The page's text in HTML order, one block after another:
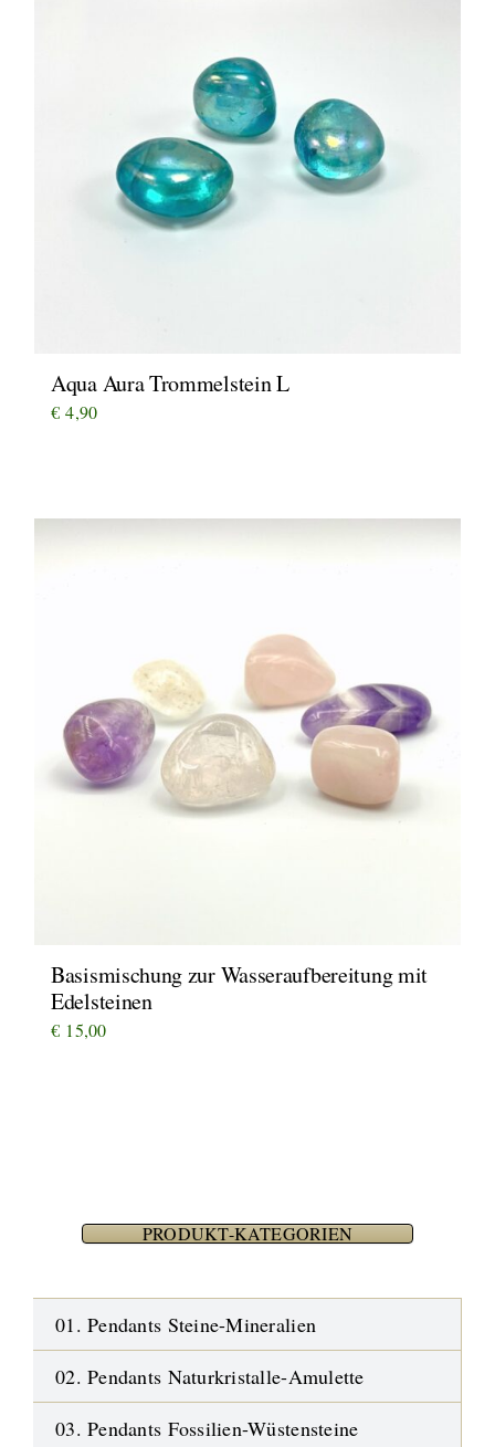
Aqua Aura Trommelstein L
€ 4,90
Basismischung zur Wasseraufbereitung mit
Edelsteinen
€ 15,00
PRODUKT-KATEGORIEN
01. Pendants Steine-Mineralien
02. Pendants Naturkristalle-Amulette
03. Pendants Fossilien-Wüstensteine